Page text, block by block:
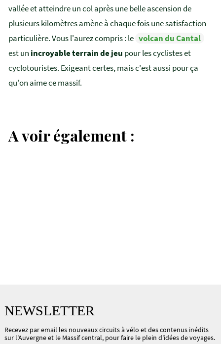
vallée et atteindre un col après une belle ascension de
plusieurs kilomètres amène à chaque fois une satisfaction
particulière. Vous l'aurez compris : le volcan du Cantal
est un incroyable terrain de jeu pour les cyclistes et
cyclotouristes. Exigeant certes, mais c'est aussi pour ça
qu'on aime ce massif.
A voir également :
Les volcans d'Auvergne à vélo
Circuits
NEWSLETTER
Recevez par email les nouveaux circuits à vélo et des contenus inédits
sur l'Auvergne et le Massif central, pour faire le plein d'idées de voyages.